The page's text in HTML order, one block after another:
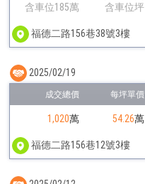
含車位185萬
含車位坪
福德二路156巷38號3樓
1,020萬 54.26萬
福德二路156巷12號3樓
2025/02/19